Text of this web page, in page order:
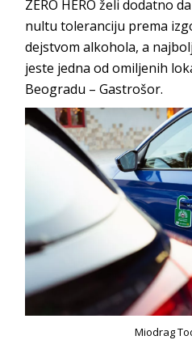
ZERO HERO želi dodatno
nultu toleranciju prema
dejstvom alkohola, a
jeste jedna od omiljenih
Beogradu – Gastrošor.
Miodrag